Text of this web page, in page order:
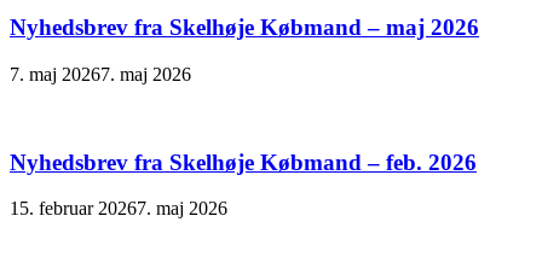
Nyhedsbrev fra Skelhøje Købmand – maj 2026
7. maj 20267. maj 2026
Nyhedsbrev fra Skelhøje Købmand – feb. 2026
15. februar 20267. maj 2026